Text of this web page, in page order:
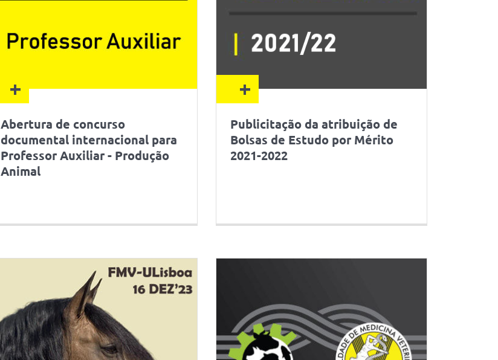
+
Abertura de concurso
documental internacional para
Professor Auxiliar - Produção
Animal
+
Publicitação da atribuição de
Bolsas de Estudo por Mérito
2021-2022